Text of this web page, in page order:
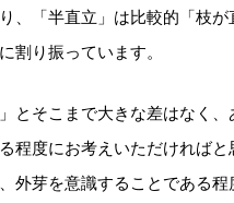
、「半直立」は比較的「枝が
割り振っています。
とそこまで大きな差はなく、
程度にお考えいただければと
外芽を意識することである程